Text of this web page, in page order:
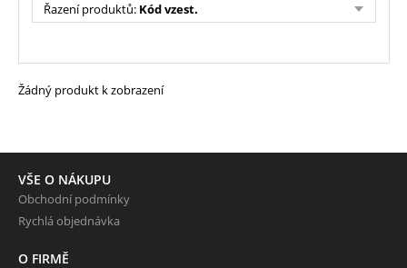
Řazení produktů: Kód vzest.
Žádný produkt k zobrazení
VŠE O NÁKUPU
Obchodní podmínky
Rychlá objednávka
O FIRMĚ